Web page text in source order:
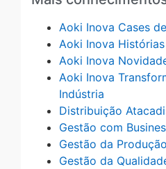
Aoki Inova Cases
Aoki Inova
Aoki Inova
Aoki Inova
Indústria
Distribuição
Gestão com
Gestão da
Gestão da